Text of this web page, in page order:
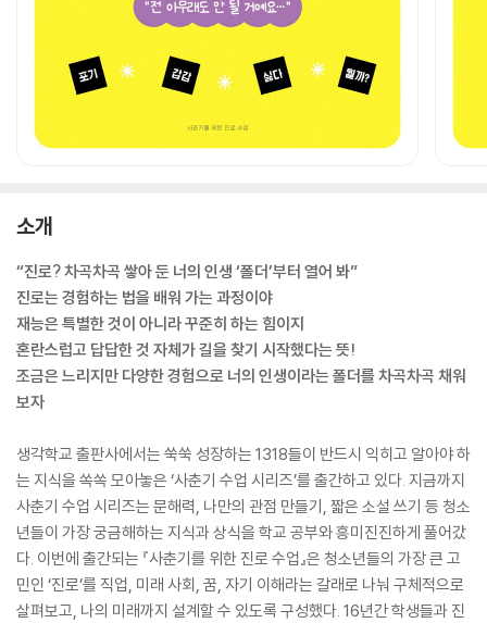
소개
“진로? 차곡차곡 쌓아 둔 너의 인생 ‘폴더’부터 열어 봐”
진로는 경험하는 법을 배워 가는 과정이야
재능은 특별한 것이 아니라 꾸준히 하는 힘이지
혼란스럽고 답답한 것 자체가 길을 찾기 시작했다는 뜻!
조금은 느리지만 다양한 경험으로 너의 인생이라는 폴더를 차곡차곡 채워
보자
생각학교 출판사에서는 쑥쑥 성장하는 1318들이 반드시 익히고 알아야 하
는 지식을 쏙쏙 모아놓은 ‘사춘기 수업 시리즈’를 출간하고 있다. 지금까지
사춘기 수업 시리즈는 문해력, 나만의 관점 만들기, 짧은 소설 쓰기 등 청소
년들이 가장 궁금해하는 지식과 상식을 학교 공부와 흥미진진하게 풀어갔
다. 이번에 출간되는 『사춘기를 위한 진로 수업』은 청소년들의 가장 큰 고
민인 ‘진로’를 직업, 미래 사회, 꿈, 자기 이해라는 갈래로 나눠 구체적으로
살펴보고, 나의 미래까지 설계할 수 있도록 구성했다. 16년간 학생들과 진